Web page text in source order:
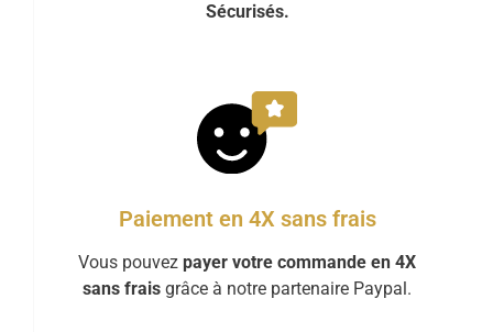
Sécurisés.
Paiement en 4X sans frais
Vous pouvez payer votre commande en 4X
sans frais grâce à notre partenaire Paypal.